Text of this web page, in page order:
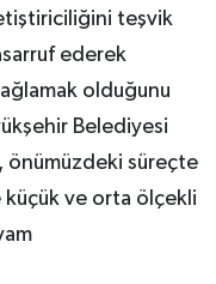
teşvik
ederek
olduğunu
Belediyesi
önümüzdeki süreçte
küçük ve orta ölçekli